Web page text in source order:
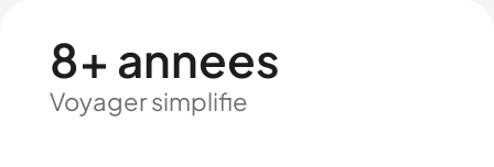
8+ annees
Voyager simplifie